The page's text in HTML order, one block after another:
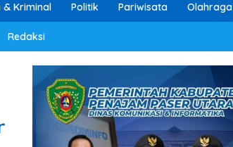
& Kriminal Politik Pariwisata Olahraga
Redaksi